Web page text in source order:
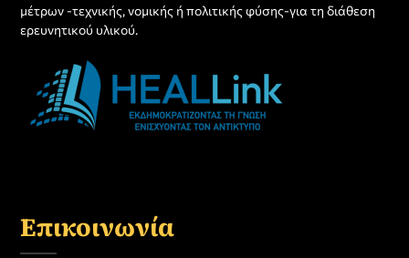
μέτρων -τεχνικής, νομικής ή πολιτικής φύσης-για τη διάθεση
ερευνητικού υλικού.
Επικοινωνία